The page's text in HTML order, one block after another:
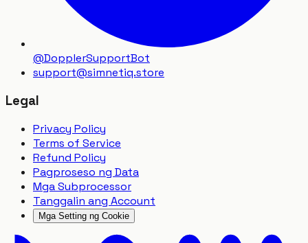
@DopplerSupportBot
support@simnetiq.store
Legal
Privacy Policy
Terms of Service
Refund Policy
Pagproseso ng Data
Mga Subprocessor
Tanggalin ang Account
Mga Setting ng Cookie